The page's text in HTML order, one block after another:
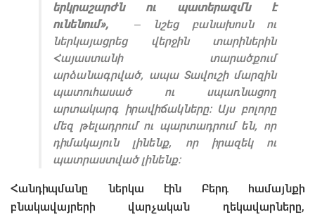
երկրաշարժն ու պատերազմն է
ունենում», – նշեց բանախոսն ու
ներկայացրեց վերջին տարիներին
Հայաստանի տարածքում
արձանագրված, ապա Տավուշի մարզին
պատուհասած ու սպառնացող
արտակարգ իրավիճակները։ Այս բոլորը
մեզ թելադրում ու պարտադրում են, որ
դիմակայուն լինենք, որ իրազեկ ու
պատրաստված լինենք:
Հանդիպմանը ներկա էին Բերդ համայնքի
բնակավայրերի վարչական ղեկավարները,